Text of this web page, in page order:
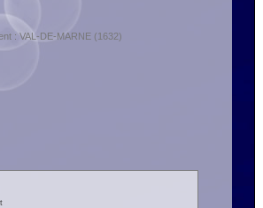
: VAL-DE-MARNE (1632)